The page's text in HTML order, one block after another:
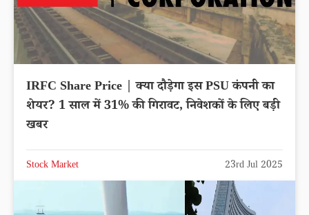
IRFC Share Price | क्या दौड़ेगा इस PSU कंपनी का
शेयर? 1 साल में 31% की गिरावट, निवेशकों के लिए बड़ी
खबर
Stock Market 23rd Jul 2025